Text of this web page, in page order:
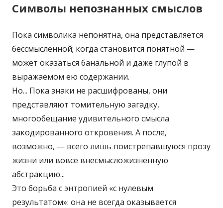
Символы непознанных смыслов
Пока символика непонятна, она представляется
бессмысленной; когда становится понятной —
может оказаться банальной и даже глупой в
выражаемом ею содержании.
Но... Пока знаки не расшифрованы, они
представляют томительную загадку,
многообещание удивительного смысла
закодированного откровения. А после,
возможно, — всего лишь поистрепавшуюся прозу
жизни или вовсе внесмысложизненную
абстракцию...
Это борьба с энтропией «с нулевым
результатом»: она не всегда оказывается